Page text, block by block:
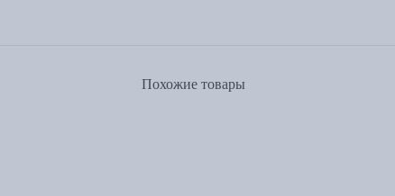
Похожие товары